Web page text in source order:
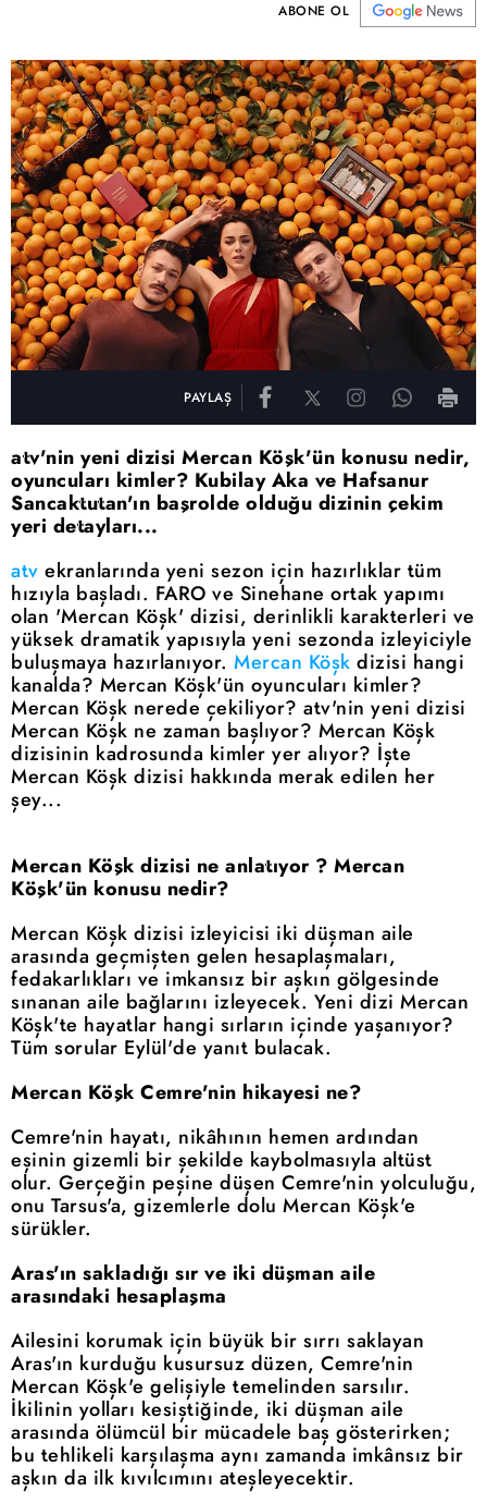
ABONE OL
PAYLAŞ
atv'nin yeni dizisi Mercan Köşk'ün konusu nedir,
oyuncuları kimler? Kubilay Aka ve Hafsanur
Sancaktutan'ın başrolde olduğu dizinin çekim
yeri detayları...
atv ekranlarında yeni sezon için hazırlıklar tüm
hızıyla başladı. FARO ve Sinehane ortak yapımı
olan 'Mercan Köşk' dizisi, derinlikli karakterleri ve
yüksek dramatik yapısıyla yeni sezonda izleyiciyle
buluşmaya hazırlanıyor. Mercan Köşk dizisi hangi
kanalda? Mercan Köşk'ün oyuncuları kimler?
Mercan Köşk nerede çekiliyor? atv'nin yeni dizisi
Mercan Köşk ne zaman başlıyor? Mercan Köşk
dizisinin kadrosunda kimler yer alıyor? İşte
Mercan Köşk dizisi hakkında merak edilen her
şey...
Mercan Köşk dizisi ne anlatıyor ? Mercan
Köşk'ün konusu nedir?
Mercan Köşk dizisi izleyicisi iki düşman aile
arasında geçmişten gelen hesaplaşmaları,
fedakarlıkları ve imkansız bir aşkın gölgesinde
sınanan aile bağlarını izleyecek. Yeni dizi Mercan
Köşk'te hayatlar hangi sırların içinde yaşanıyor?
Tüm sorular Eylül'de yanıt bulacak.
Mercan Köşk Cemre'nin hikayesi ne?
Cemre'nin hayatı, nikâhının hemen ardından
eşinin gizemli bir şekilde kaybolmasıyla altüst
olur. Gerçeğin peşine düşen Cemre'nin yolculuğu,
onu Tarsus'a, gizemlerle dolu Mercan Köşk'e
sürükler.
Aras'ın sakladığı sır ve iki düşman aile
arasındaki hesaplaşma
Ailesini korumak için büyük bir sırrı saklayan
Aras'ın kurduğu kusursuz düzen, Cemre'nin
Mercan Köşk'e gelişiyle temelinden sarsılır.
İkilinin yolları kesiştiğinde, iki düşman aile
arasında ölümcül bir mücadele baş gösterirken;
bu tehlikeli karşılaşma aynı zamanda imkânsız bir
aşkın da ilk kıvılcımını ateşleyecektir.